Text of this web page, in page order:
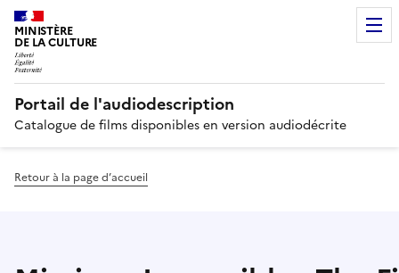
MINISTÈRE
DE LA CULTURE
Portail de l'audiodescription
Catalogue de films disponibles en version audiodécrite
Retour à la page d’accueil